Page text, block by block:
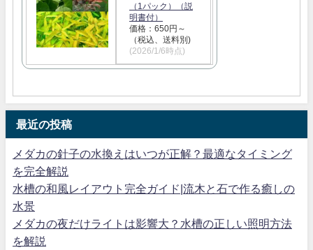
（1パック）（説
明書付）
価格：650円～
（税込、送料別)
(2026/1/6時点)
最近の投稿
メダカの針子の水換えはいつが正解？最適なタイミング
を完全解説
水槽の和風レイアウト完全ガイド|流木と石で作る癒しの
水景
メダカの夜だけライトは影響大？水槽の正しい照明方法
を解説